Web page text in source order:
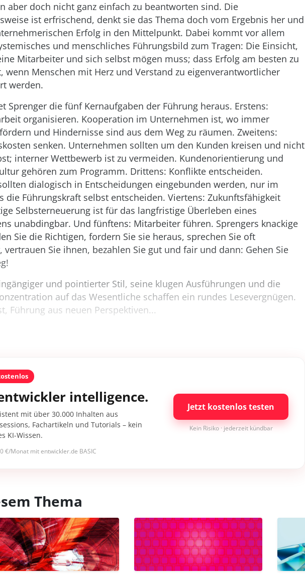
aber doch nicht ganz einfach zu beantworten sind. Die
ist erfrischend, denkt sie das Thema doch vom Ergebnis her und
Erfolg in den Mittelpunkt. Dabei kommt vor allem
und menschliches Führungsbild zum Tragen: Die Einsicht,
Mitarbeiter und sich selbst mögen muss; dass Erfolg am besten zu
wenn Menschen mit Herz und Verstand zu eigenverantwortlicher
werden.
Sprenger die fünf Kernaufgaben der Führung heraus. Erstens:
organisieren. Kooperation im Unternehmen ist, wo immer
und Hindernisse sind aus dem Weg zu räumen. Zweitens:
senken. Unternehmen sollten um den Kunden kreisen und nicht
interner Wettbewerb ist zu vermeiden. Kundenorientierung und
gehören zum Programm. Drittens: Konflikte entscheiden.
dialogisch in Entscheidungen eingebunden werden, nur im
die Führungskraft selbst entscheiden. Viertens: Zukunftsfähigkeit
Selbsterneuerung ist für das langfristige Überleben eines
unabdingbar. Und fünftens: Mitarbeiter führen. Sprengers knackige
Sie die Richtigen, fordern Sie sie heraus, sprechen Sie oft
vertrauen Sie ihnen, bezahlen Sie gut und fair und dann: Gehen Sie
und pointierter Stil, seine klugen Ausführungen und die
auf das Wesentliche schaffen ein rundes Lesevergnügen.
Führung aus neuen Perspektiven...
intelligence.
mit über 30.000 Inhalten aus
Fachartikeln und Tutorials – kein
KI-Wissen.
€/Monat mit entwickler.de BASIC
Jetzt kostenlos testen
Kein Risiko · jederzeit kündbar
Thema